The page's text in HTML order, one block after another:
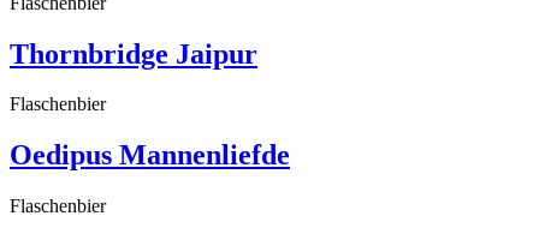
Thornbridge Jaipur
Flaschenbier
Oedipus Mannenliefde
Flaschenbier